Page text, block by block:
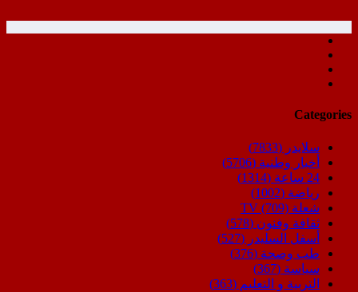
Categories
سلايدر (7833)
أخبار وطنية (5706)
24 ساعة
(1314)
رياضة (1002)
شعلة TV (709)
ثقافة وفنون (578)
أسفل السليدر (527)
طب وصحة (376)
سياسة (367)
التربية و التعليم (363)